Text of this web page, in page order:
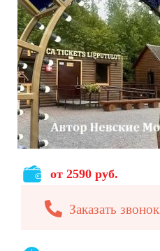
от 2590 руб.
Заказать звонок